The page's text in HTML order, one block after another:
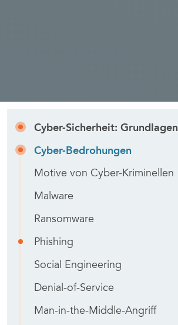
Cyber-Sicherheit: Grundlagen
Cyber-Bedrohungen
Motive von Cyber-Kriminellen
Malware
Ransomware
Phishing
Social Engineering
Denial-of-Service
Man-in-the-Middle-Angriff